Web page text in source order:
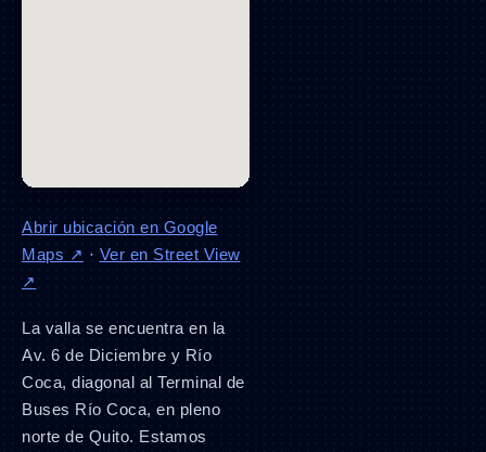
Abrir ubicación en Google
Maps ↗ · Ver en Street View
↗
La valla se encuentra en la
Av. 6 de Diciembre y Río
Coca, diagonal al Terminal de
Buses Río Coca, en pleno
norte de Quito. Estamos